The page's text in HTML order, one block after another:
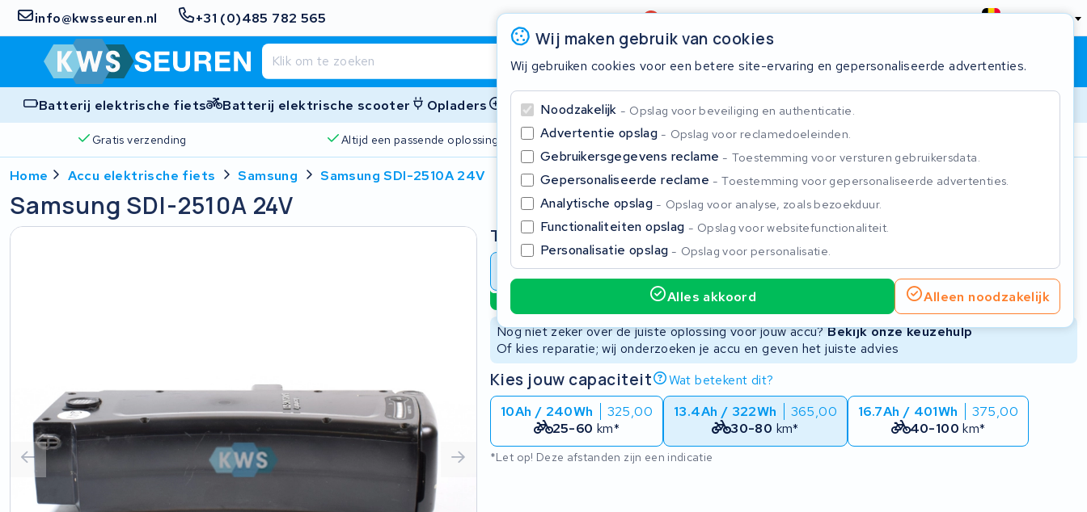
info@kwsseuren.nl +31 (0)485 782 565 Beoordeling4,6/5 België
Winkelwagen Inloggen
Batterij elektrische fiets Batterij elektrische scooter Opladers Accessoires
Gratis verzending Altijd een passende oplossing 2 jaar garantie
Wij maken gebruik van cookies
Wij gebruiken cookies voor een betere site-ervaring en gepersonaliseerde advertenties.
Noodzakelijk Opslag voor beveiliging en authenticatie.
Advertentie opslag Opslag voor reclamedoeleinden.
Gebruikersgegevens reclame Toestemming voor versturen gebruikersdata.
Gepersonaliseerde reclame Toestemming voor gepersonaliseerde advertenties.
Analytische opslag Opslag voor analyse, zoals bezoekduur.
Functionaliteiten opslag Opslag voor websitefunctionaliteit.
Personalisatie opslag Opslag voor personalisatie.
Alles akkoord Alleen noodzakelijk
Home Accu elektrische fiets Samsung Samsung SDI-2510A 24V
Samsung SDI-2510A 24V
Type
Accu revisie Accu reparatie Nieuwe Accu Refurbished Accu
Niet beschikbaar
Nog niet zeker over de juiste oplossing voor jouw accu?Bekijk onze keuzehulp
Of kies reparatie; wij onderzoeken je accu en geven het juiste advies
Kies jouw capaciteit
Wat betekent dit?
10Ah / 240Wh
325,00
25-60 km*
13.4Ah / 322Wh
365,00
30-80 km*
16.7Ah / 401Wh
375,00
40-100 km*
*Let op! Deze afstanden zijn een indicatie
Sluiten
Begin te typen in de zoekbalk om te zoeken